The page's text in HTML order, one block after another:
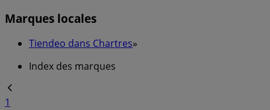
Marques locales
Tiendeo dans Chartres»
Index des marques
1